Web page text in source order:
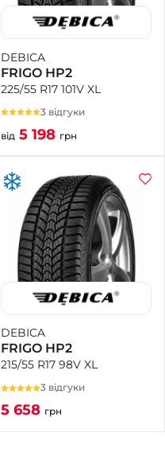
DEBICA
FRIGO HP2
225/55 R17 101V XL
3 відгуки
від 5 198 грн
DEBICA
FRIGO HP2
215/55 R17 98V XL
3 відгуки
5 658 грн